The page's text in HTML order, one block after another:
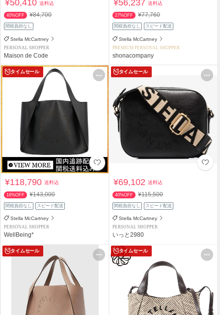
¥50,410送料込
40%OFF ¥84,700
関税負担なし
Stella McCartney
PERSONAL SHOPPER
Maison de Code
¥56,237送料込
27%OFF ¥77,760
関税負担なし スピード配送
Stella McCartney
PREMIUM PERSONAL SHOPPER
shonacompany
タイムセール
¥118,790送料込
16%OFF ¥143,000
関税負担なし スピード配送
Stella McCartney
PERSONAL SHOPPER
WellBeing*
タイムセール
¥69,102送料込
40%OFF ¥115,500
関税負担なし スピード配送
Stella McCartney
PERSONAL SHOPPER
いっと2980
タイムセール タイムセール